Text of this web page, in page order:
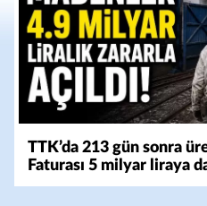
TTK’da 213 gün sonra
Faturası 5 milyar liraya